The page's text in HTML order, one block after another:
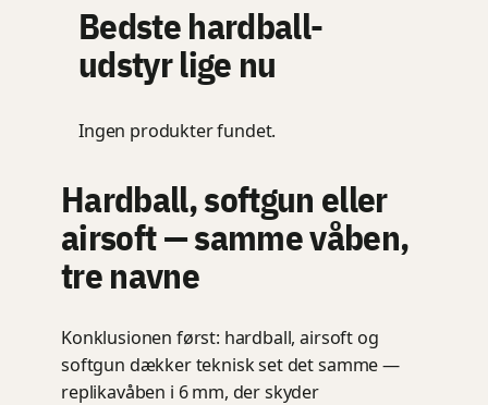
Bedste hardball-
udstyr lige nu
Ingen produkter fundet.
Hardball, softgun eller
airsoft — samme våben,
tre navne
Konklusionen først: hardball, airsoft og
softgun dækker teknisk set det samme —
replikavåben i 6 mm, der skyder